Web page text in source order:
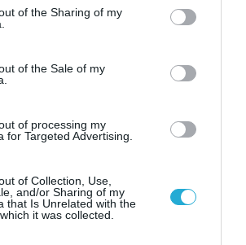
or usage behaviour. You may click to
to Google and its third-party tags to
specified purposes in below Google
of the Sharing of my
of the Sale of my
of processing my
for Targeted Advertising.
of Collection, Use,
and/or Sharing of my
that Is Unrelated with the
it was collected.
πεζοδρόμια» στην
παράνομα
κοινόχρηστους χώρους